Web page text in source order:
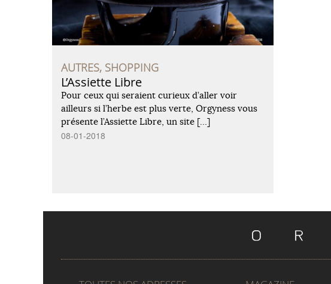
AUTRES, SHOPPING
L’Assiette Libre
Pour ceux qui seraient curieux d’aller voir
ailleurs si l’herbe est plus verte, Orgyness vous
présente l’Assiette Libre, un site […]
08-01-2018